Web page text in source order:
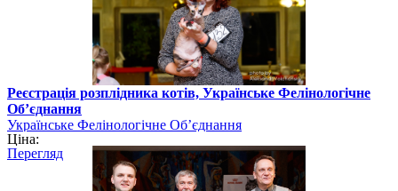
Реєстрація розплідника котів, Українське Фелінологічне
Об’єднання
Українське Фелінологічне Об’єднання
Ціна:
Перегляд